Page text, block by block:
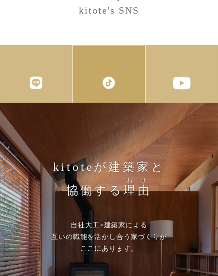
kitote's SNS
kitoteが建築家と
協働する理由
わけ
自社大工×建築家による
互いの職能を活かし合う家づくりが
ここにあります。